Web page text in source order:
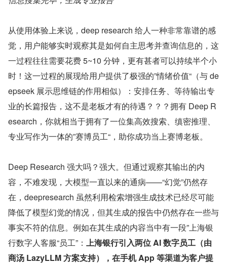
从使用体验上来说，deep research 给人一种非常靠谱的感
觉，用户能够实时观察其是如何自主思考并查询信息的，这
一过程往往需要花费 5~10 分钟，更有甚者可以持续半个小
时！这一过程的展现给用户提供了极强的”情绪价值“（与 de
epseek 展示思维链的作用相似）：安排任务、等待输出专
业的长篇报告，这不是老板才有的待遇？？？拥有 Deep R
esearch，你就相当于拥有了一位集高效搜索、缜密推理、
专业写作为一体的”赛博员工“，助你成功当上赛博老板。
Deep Research 强大吗？强大。但通过观察其输出的内
容，不难发现，大模型一直以来的通病——“幻觉”仍然存
在，deepresearch 虽然利用检索增强生成技术已经尽可能
降低了模型幻觉的情况，但其生成的报告中仍然存在一些与
事实不符的信息。例如在其生成的内容当中有一段”上海银
行数字人客服“员工”： 上海银行引入两位 AI 数字员工（由
商汤 LazyLLM 方案支持），在手机 App 等渠道为客户提